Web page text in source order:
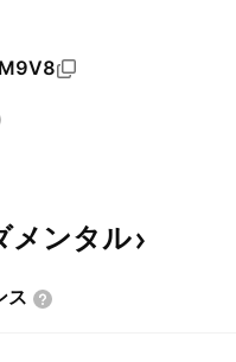
メンタル
ス